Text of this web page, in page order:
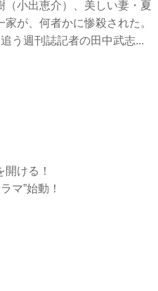
（小出恵介）、美しい妻・夏
が、何者かに惨殺された。
う週刊誌記者の田中武志...
ける！
マ”始動！